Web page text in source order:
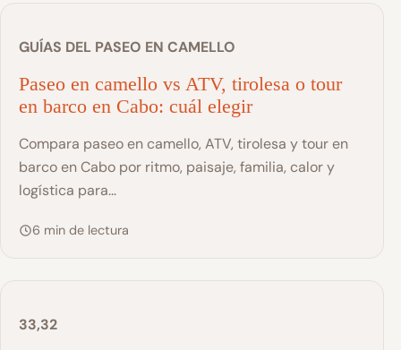
GUÍAS DEL PASEO EN CAMELLO
Paseo en camello vs ATV, tirolesa o tour
en barco en Cabo: cuál elegir
Compara paseo en camello, ATV, tirolesa y tour en
barco en Cabo por ritmo, paisaje, familia, calor y
logística para...
6 min de lectura
33,32